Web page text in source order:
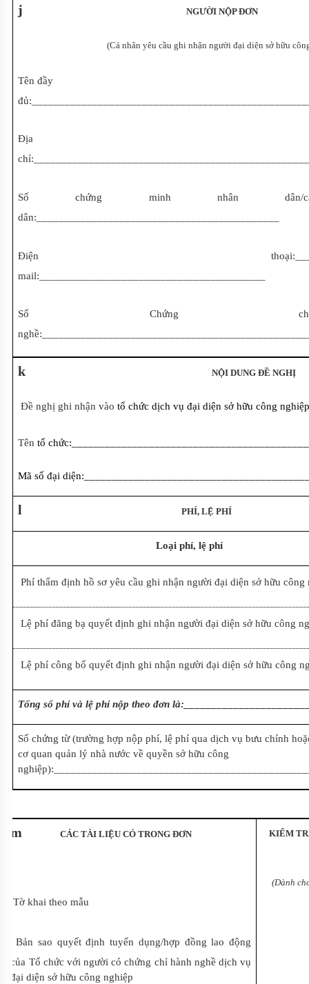
j NGƯỜI NỘP ĐƠN
(Cá nhân yêu cầu ghi nhận người đại diện sở hữu công
Tên đầy
Địa
Số chứng minh nhân dân/
dân:____________________________________________
Điện
mail:_________________________________________
Số Chứng
k NỘI DUNG ĐỀ NGHỊ
Đề nghị ghi nhận vào tổ chức dịch vụ đại diện sở hữu công
Têntổ
Mã số đại
l PHÍ, LỆ PHÍ
Loại phí, lệ phí
Phí thẩm định hồ sơ yêu cầu ghi nhận người đại diện sở hữu công
Lệ phí đăng bạ quyết định ghi nhận người đại diện sở hữu công
Lệ phí công bố quyết định ghi nhận người đại diện sở hữu công
Tổng số phí và lệ phí nộp theo đơn
Số chứng từ (trường hợp nộp phí, lệ phí qua dịch vụ bưu chính
cơ quan quản lý nhà nước về quyền sở hữu công
m CÁC TÀI LIỆU CÓ TRONG ĐƠN
Tờ khai theo mẫu
Bản sao quyết định tuyển dụng/hợp đồng lao động
của Tổ chức với người có chứng chỉ hành nghề dịch vụ
đại diện sở hữu công nghiệp
KIỂM
(Dành